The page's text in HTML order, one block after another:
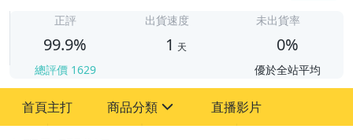
正評
99.9%
總評價 1629
出貨速度
1 天
未出貨率
0%
優於全站平均
首頁主打 商品分類 直播影片